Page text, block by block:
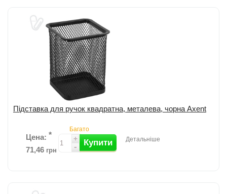
Металический бокс для паперу Axent; Розмір: 100х100х100 мм;
Суцільнометалеве дно; Колір: чорний; ...
Додати до порівняння
Підставка для ручок квадратна, металева, чорна Axent
Цена: *
71,46 грн
Багато
+
- Купити Детальніше
Підставка для ручок квадратна металева від Axent; Згладжені шви